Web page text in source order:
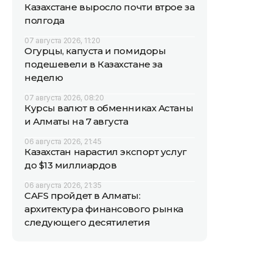
Казахстане выросло почти втрое за
полгода
07 августа 2026, 11:20
Огурцы, капуста и помидоры
подешевели в Казахстане за
неделю
07 августа 2026, 08:20
Курсы валют в обменниках Астаны
и Алматы на 7 августа
06 августа 2026, 21:45
Казахстан нарастил экспорт услуг
до $13 миллиардов
06 августа 2026, 21:35
CAFS пройдет в Алматы:
архитектура финансового рынка
следующего десятилетия